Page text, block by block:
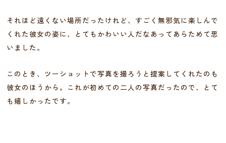
それほど遠くない場所だったけれど、すごく無邪気に楽しんで
くれた彼女の姿に、とてもかわいい人だなあってあらためて思
いました。
このとき、ツーショットで写真を撮ろうと提案してくれたのも
彼女のほうから。これが初めての二人の写真だったので、とて
も嬉しかったです。